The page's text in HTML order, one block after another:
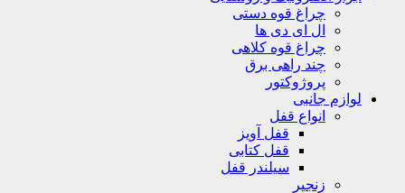
چراغ قوه دستی
ال ای دی ها
چراغ قوه کلاهی
چند راهی برق
پروژوکتور
لوازم جانبی
انواع قفل
قفل آویز
قفل کتابی
سیلندر قفل
زنجیر